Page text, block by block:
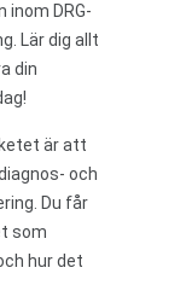
inom DRG-
Lär dig allt
din
är att
och
Du får
som
hur det